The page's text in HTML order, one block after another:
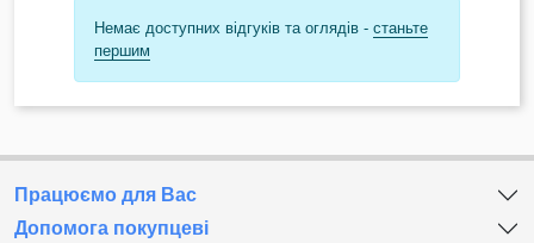
Немає доступних відгуків та оглядів - станьте
першим
Працюємо для Вас
Допомога покупцеві